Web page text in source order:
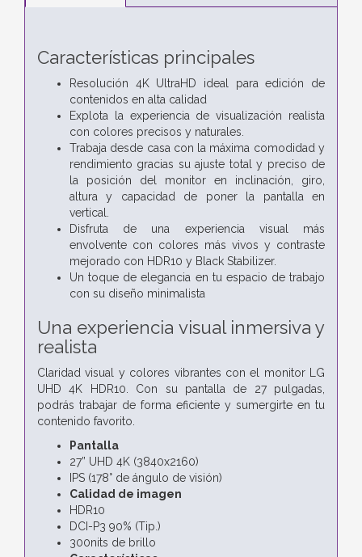
Características principales
Resolución 4K UltraHD ideal para edición de
contenidos en alta calidad
Explota la experiencia de visualización realista
con colores precisos y naturales.
Trabaja desde casa con la máxima comodidad y
rendimiento gracias su ajuste total y preciso de
la posición del monitor en inclinación, giro,
altura y capacidad de poner la pantalla en
vertical.
Disfruta de una experiencia visual más
envolvente con colores más vivos y contraste
mejorado con HDR10 y Black Stabilizer.
Un toque de elegancia en tu espacio de trabajo
con su diseño minimalista
Una experiencia visual inmersiva y
realista
Claridad visual y colores vibrantes con el monitor LG
UHD 4K HDR10. Con su pantalla de 27 pulgadas,
podrás trabajar de forma eficiente y sumergirte en tu
contenido favorito.
Pantalla
27” UHD 4K (3840x2160)
IPS (178° de ángulo de visión)
Calidad de imagen
HDR10
DCI-P3 90% (Tip.)
300nits de brillo